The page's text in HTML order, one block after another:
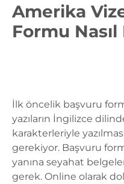
Amerika
Formu
İlk öncelik başvuru
yazıların İngilizce
karakterleriyle
gerekiyor. Başvuru
yanına seyahat
gerek. Online olarak